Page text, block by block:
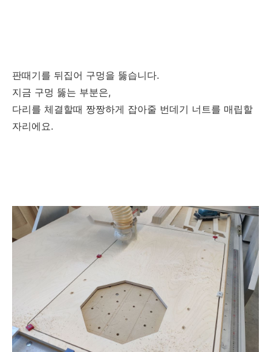
판때기를 뒤집어 구멍을 뚫습니다.
지금 구멍 뚫는 부분은,
다리를 체결할때 짱짱하게 잡아줄 번데기 너트를 매립할
자리에요.